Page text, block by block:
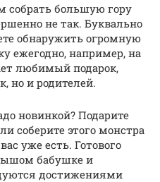
собрать большую гору
не так. Буквально
обнаружить огромную
ежегодно, например, на
любимый подарок,
но и родителей.
новинкой? Подарите
соберите этого монстра
уже есть. Готового
бабушке и
достижениями